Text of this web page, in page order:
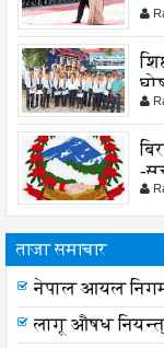
-
ताजा समाचार
नेपाल आयल
लागू औषध